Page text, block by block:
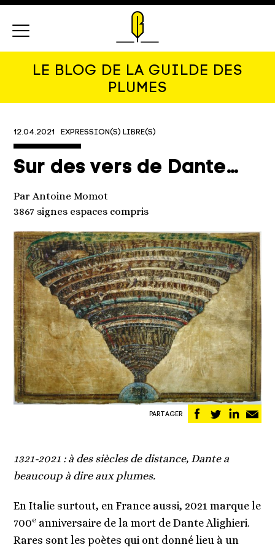
LE BLOG DE LA GUILDE DES
PLUMES
12.04.2021 EXPRESSION(S) LIBRE(S)
Sur des vers de Dante…
Par Antoine Momot
3867 signes espaces compris
PARTAGER
Partager
sur
Partager
sur sur
1321-2021 : à des siècles de distance, Dante a
beaucoup à dire aux plumes.
En Italie surtout, en France aussi, 2021 marque le
700e anniversaire de la mort de Dante Alighieri.
Rares sont les poètes qui ont donné lieu à un